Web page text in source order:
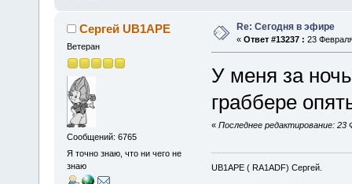
Сергей UB1APE
Ветеран
Сообщений: 6765
Я точно знаю, что ни чего не
знаю
Re: Сегодня в эфире
« Ответ #13237 : 23
У меня за
граббере
« Последнее редактирование: 23
UB1APE ( RA1ADF) Сергей.